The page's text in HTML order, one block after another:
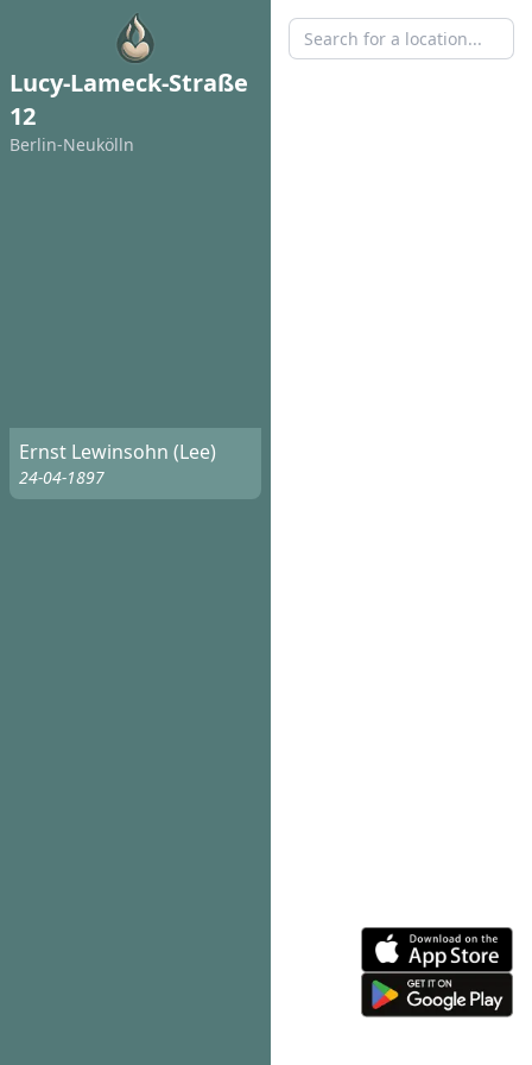
Lucy-Lameck-Straße
12
Berlin-Neukölln
Ernst Lewinsohn (Lee)
24-04-1897